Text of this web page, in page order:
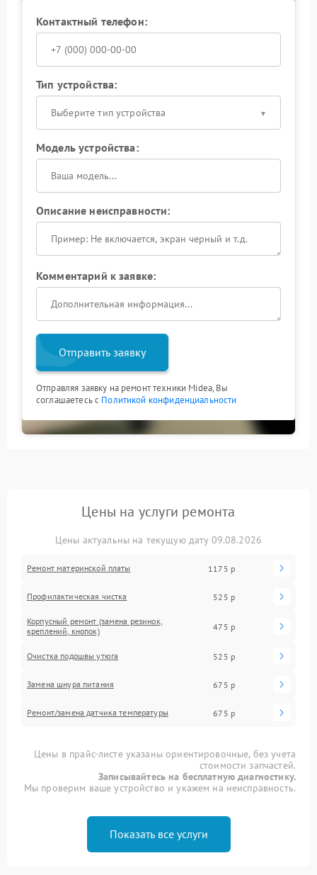
Контактный телефон:
Тип устройства:
Выберите тип устройства
Модель устройства:
Описание неисправности:
Комментарий к заявке:
Отправить заявку
Отправляя заявку на ремонт техники Midea, Вы
соглашаетесь с Политикой конфиденциальности
Цены на услуги ремонта
Цены актуальны на текущую дату 09.08.2026
Ремонт материнской платы 1175 р
Профилактическая чистка 525 р
Корпусный ремонт (замена резинок,
креплений, кнопок)
475 р
Очистка подошвы утюга 525 р
Замена шнура питания 675 р
Ремонт/замена датчика температуры 675 р
Цены в прайс-листе указаны ориентировочные, без учета
стоимости запчастей.
Записывайтесь на бесплатную диагностику.
Мы проверим ваше устройство и укажем на неисправность.
Показать все услуги